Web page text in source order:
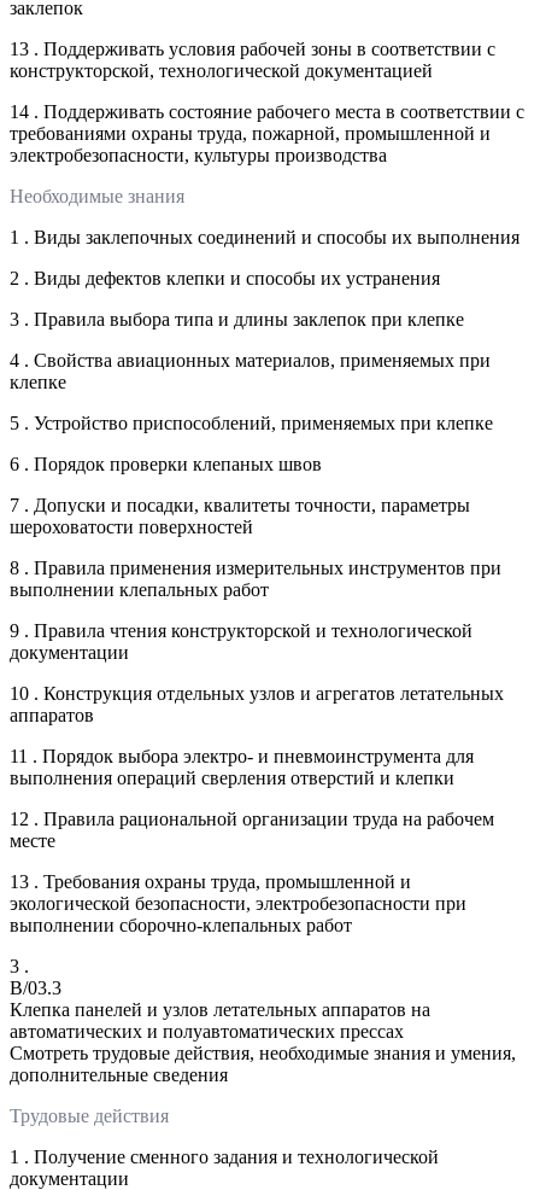
заклепок
13 . Поддерживать условия рабочей зоны в соответствии с
конструкторской, технологической документацией
14 . Поддерживать состояние рабочего места в соответствии с
требованиями охраны труда, пожарной, промышленной и
электробезопасности, культуры производства
Необходимые знания
1 . Виды заклепочных соединений и способы их выполнения
2 . Виды дефектов клепки и способы их устранения
3 . Правила выбора типа и длины заклепок при клепке
4 . Свойства авиационных материалов, применяемых при
клепке
5 . Устройство приспособлений, применяемых при клепке
6 . Порядок проверки клепаных швов
7 . Допуски и посадки, квалитеты точности, параметры
шероховатости поверхностей
8 . Правила применения измерительных инструментов при
выполнении клепальных работ
9 . Правила чтения конструкторской и технологической
документации
10 . Конструкция отдельных узлов и агрегатов летательных
аппаратов
11 . Порядок выбора электро- и пневмоинструмента для
выполнения операций сверления отверстий и клепки
12 . Правила рациональной организации труда на рабочем
месте
13 . Требования охраны труда, промышленной и
экологической безопасности, электробезопасности при
выполнении сборочно-клепальных работ
3 .
B/03.3
Клепка панелей и узлов летательных аппаратов на
автоматических и полуавтоматических прессах
Смотреть трудовые действия, необходимые знания и умения,
дополнительные сведения
Трудовые действия
1 . Получение сменного задания и технологической
документации